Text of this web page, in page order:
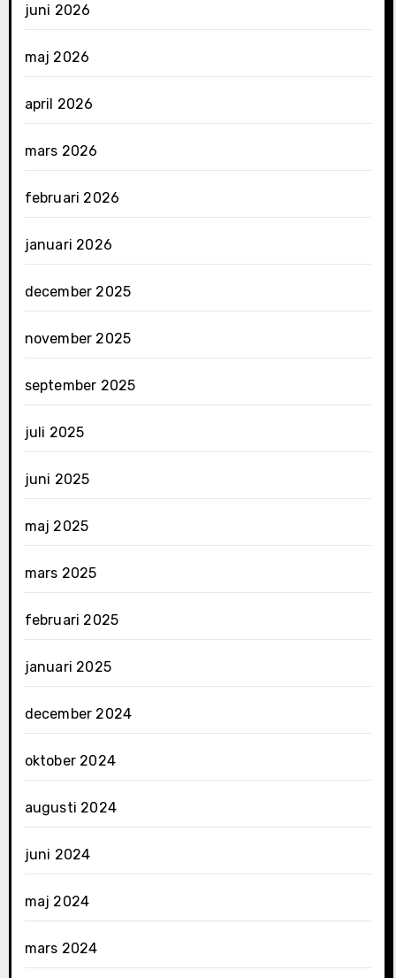
juni 2026
maj 2026
april 2026
mars 2026
februari 2026
januari 2026
december 2025
november 2025
september 2025
juli 2025
juni 2025
maj 2025
mars 2025
februari 2025
januari 2025
december 2024
oktober 2024
augusti 2024
juni 2024
maj 2024
mars 2024